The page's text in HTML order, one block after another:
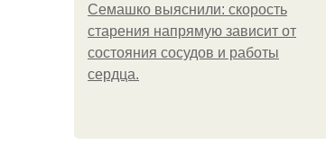
Семашко выяснили: скорость
старения напрямую зависит от
состояния сосудов и работы
сердца.